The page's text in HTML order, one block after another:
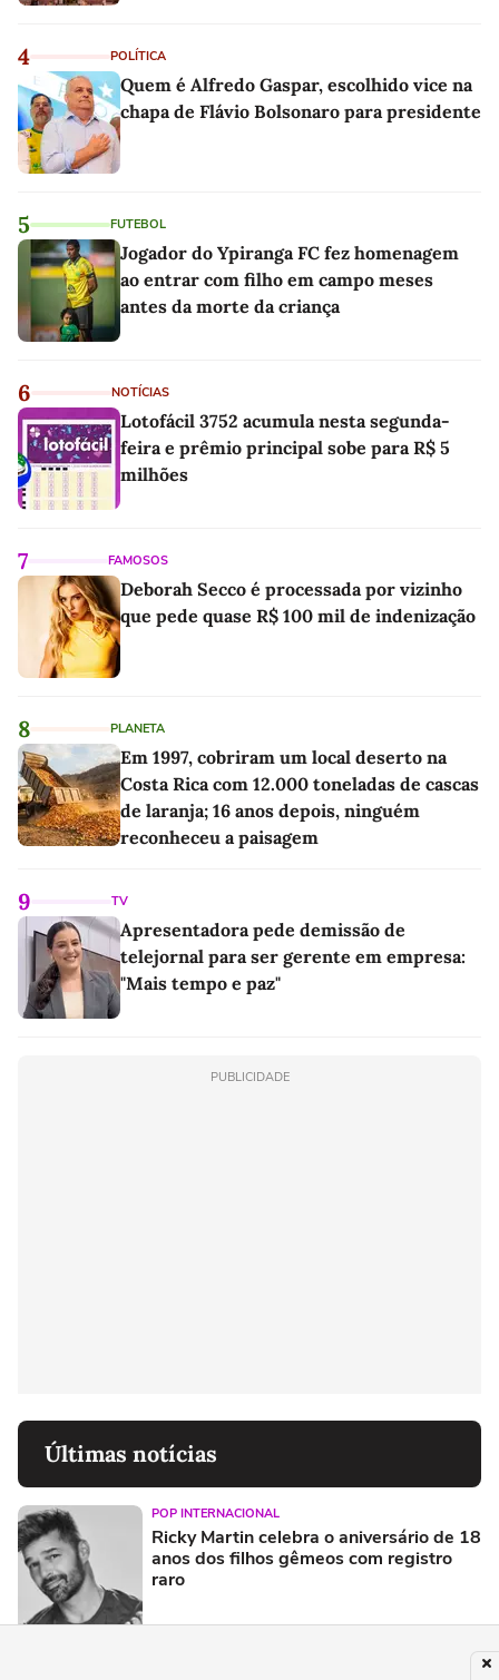
4 POLÍTICA
Quem é Alfredo Gaspar, escolhido vice na
chapa de Flávio Bolsonaro para presidente
5 FUTEBOL
Jogador do Ypiranga FC fez homenagem
ao entrar com filho em campo meses
antes da morte da criança
6 NOTÍCIAS
Lotofácil 3752 acumula nesta segunda-
feira e prêmio principal sobe para R$ 5
milhões
7 FAMOSOS
Deborah Secco é processada por vizinho
que pede quase R$ 100 mil de indenização
8 PLANETA
Em 1997, cobriram um local deserto na
Costa Rica com 12.000 toneladas de cascas
de laranja; 16 anos depois, ninguém
reconheceu a paisagem
9 TV
Apresentadora pede demissão de
telejornal para ser gerente em empresa:
"Mais tempo e paz"
PUBLICIDADE
Últimas notícias
POP INTERNACIONAL
Ricky Martin celebra o aniversário de 18
anos dos filhos gêmeos com registro
raro